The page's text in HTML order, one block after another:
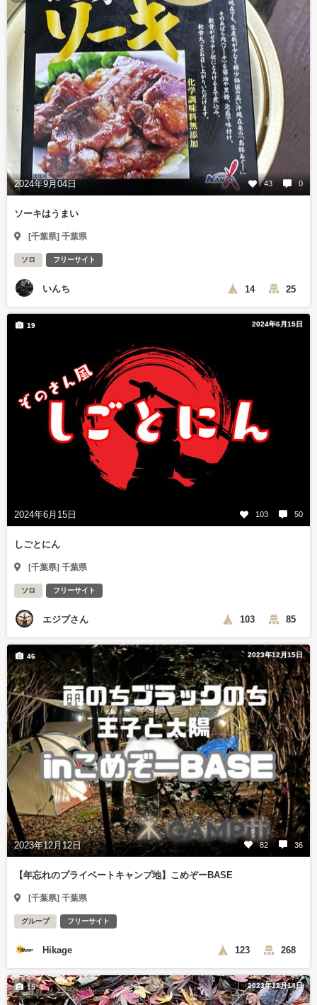
2024年9月04日 43 0
ソーキはうまい
[千葉県] 千葉県
ソロ フリーサイト
いんち 14 25
2024年6月15日
2024年6月15日 103 50
19
しごとにん
[千葉県] 千葉県
ソロ フリーサイト
エジプさん 103 85
2023年12月15日
2023年12月12日 82 36
46
【年忘れのプライベートキャンプ地】こめぞーBASE
[千葉県] 千葉県
グループ フリーサイト
Hikage 123 268
2023年12月14日
15